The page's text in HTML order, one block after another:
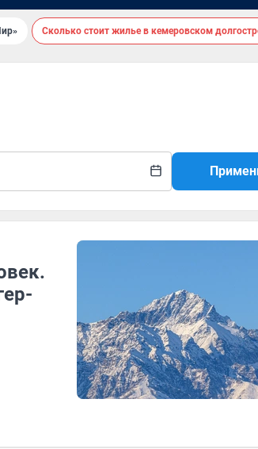
Сколько стоит жилье в кемеровском